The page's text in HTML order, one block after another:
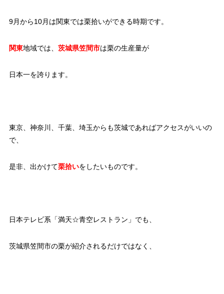
9月から10月は関東では栗拾いができる時期です。
関東地域では、 茨城県笠間市は栗の生産量が
日本一を誇ります。
東京、神奈川、千葉、埼玉からも茨城であればアクセスがいいの
で、
是非、出かけて栗拾いをしたいものです。
日本テレビ系「満天☆青空レストラン」でも、
茨城県笠間市の栗が紹介されるだけではなく、